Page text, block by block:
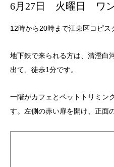
6月27日 火曜日 ワ
12時から20時まで江東区コピス
地下鉄で来られる方は、清澄白
出て、徒歩1分です。
一階がカフェとペットトリミン
す。左側の赤い扉を開け、正面